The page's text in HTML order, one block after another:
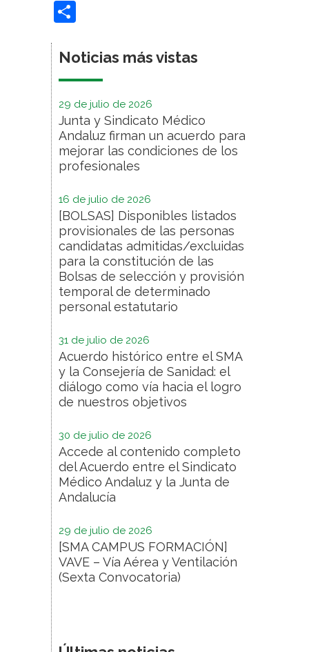
Noticias más vistas
29 de julio de 2026
Junta y Sindicato Médico
Andaluz firman un acuerdo para
mejorar las condiciones de los
profesionales
16 de julio de 2026
[BOLSAS] Disponibles listados
provisionales de las personas
candidatas admitidas/excluidas
para la constitución de las
Bolsas de selección y provisión
temporal de determinado
personal estatutario
31 de julio de 2026
Acuerdo histórico entre el SMA
y la Consejería de Sanidad: el
diálogo como vía hacia el logro
de nuestros objetivos
30 de julio de 2026
Accede al contenido completo
del Acuerdo entre el Sindicato
Médico Andaluz y la Junta de
Andalucía
29 de julio de 2026
[SMA CAMPUS FORMACIÓN]
VAVE – Vía Aérea y Ventilación
(Sexta Convocatoria)